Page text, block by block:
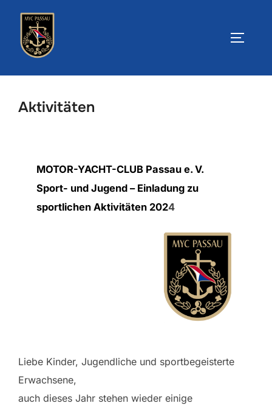
springen
Aktivitäten
MOTOR-YACHT-CLUB Passau e. V.
Sport- und Jugend – Einladung zu
sportlichen Aktivitäten 2024
Liebe Kinder, Jugendliche und sportbegeisterte
Erwachsene,
auch dieses Jahr stehen wieder einige